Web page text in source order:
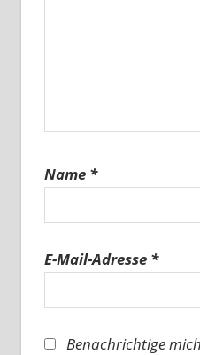
Name *
E-Mail-Adresse *
Benachrichtige